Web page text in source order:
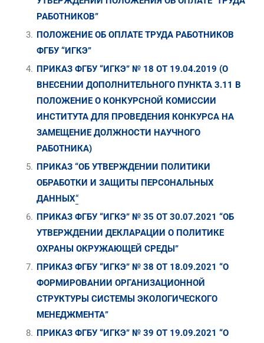
РАБОТНИКОВ”
ПОЛОЖЕНИЕ ОБ ОПЛАТЕ ТРУДА РАБОТНИКОВ
ФГБУ “ИГКЭ”
ПРИКАЗ ФГБУ “ИГКЭ” № 18 ОТ 19.04.2019 (О
ВНЕСЕНИИ ДОПОЛНИТЕЛЬНОГО ПУНКТА 3.11 В
ПОЛОЖЕНИЕ О КОНКУРСНОЙ КОМИССИИ
ИНСТИТУТА ДЛЯ ПРОВЕДЕНИЯ КОНКУРСА НА
ЗАМЕЩЕНИЕ ДОЛЖНОСТИ НАУЧНОГО
РАБОТНИКА)
ПРИКАЗ “ОБ УТВЕРЖДЕНИИ ПОЛИТИКИ
ОБРАБОТКИ И ЗАЩИТЫ ПЕРСОНАЛЬНЫХ
ДАННЫХ“
ПРИКАЗ ФГБУ “ИГКЭ” № 35 ОТ 30.07.2021 “ОБ
УТВЕРЖДЕНИИ ДЕКЛАРАЦИИ О ПОЛИТИКЕ
ОХРАНЫ ОКРУЖАЮЩЕЙ СРЕДЫ”
ПРИКАЗ ФГБУ “ИГКЭ” № 38 ОТ 18.09.2021 “О
ФОРМИРОВАНИИ ОРГАНИЗАЦИОННОЙ
СТРУКТУРЫ СИСТЕМЫ ЭКОЛОГИЧЕСКОГО
МЕНЕДЖМЕНТА”
ПРИКАЗ ФГБУ “ИГКЭ” № 39 ОТ 19.09.2021 “О